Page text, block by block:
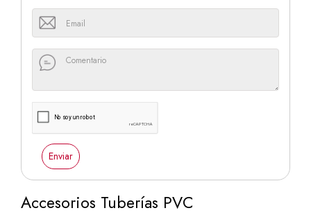
Enviar
Accesorios Tuberías PVC